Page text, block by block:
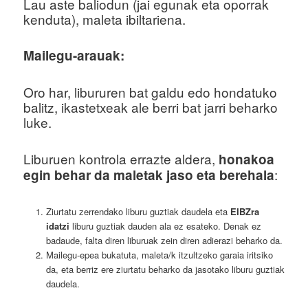
kenduta), maleta ibiltariena.
Mailegu-arauak:
Oro har, libururen bat galdu edo hondatuko
balitz, ikastetxeak ale berri bat jarri beharko
luke.
Liburuen kontrola errazte aldera, honakoa
egin behar da maletak jaso eta berehala:
Ziurtatu zerrendako liburu guztiak daudela eta EIBZra
idatzi liburu guztiak dauden ala ez esateko. Denak ez
badaude, falta diren liburuak zein diren adierazi beharko da.
Mailegu-epea bukatuta, maleta/k itzultzeko garaia iritsiko
da, eta berriz ere ziurtatu beharko da jasotako liburu guztiak
daudela.